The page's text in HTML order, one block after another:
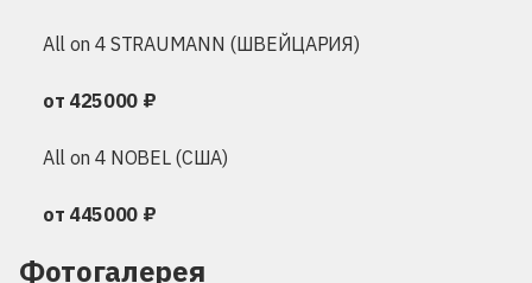
All on 4 STRAUMANN (ШВЕЙЦАРИЯ)
от 425000 ₽
All on 4 NOBEL (США)
от 445000 ₽
Фотогалерея